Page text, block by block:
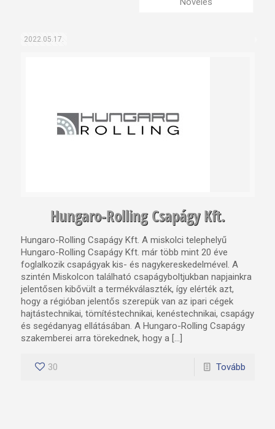
2022.05.17.
Hungaro-Rolling Csapágy Kft.
Hungaro-Rolling Csapágy Kft. A miskolci telephelyű
Hungaro-Rolling Csapágy Kft. már több mint 20 éve
foglalkozik csapágyak kis- és nagykereskedelmével. A
szintén Miskolcon található csapágyboltjukban napjainkra
jelentősen kibővült a termékválaszték, így elérték azt,
hogy a régióban jelentős szerepük van az ipari cégek
hajtástechnikai, tömítéstechnikai, kenéstechnikai, csapágy
és segédanyag ellátásában. A Hungaro-Rolling Csapágy
szakemberei arra törekednek, hogy a […]
30 Tovább